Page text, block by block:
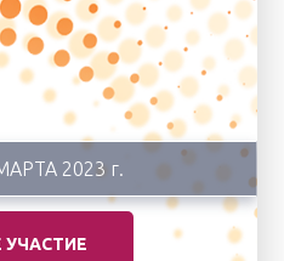
2023 г.